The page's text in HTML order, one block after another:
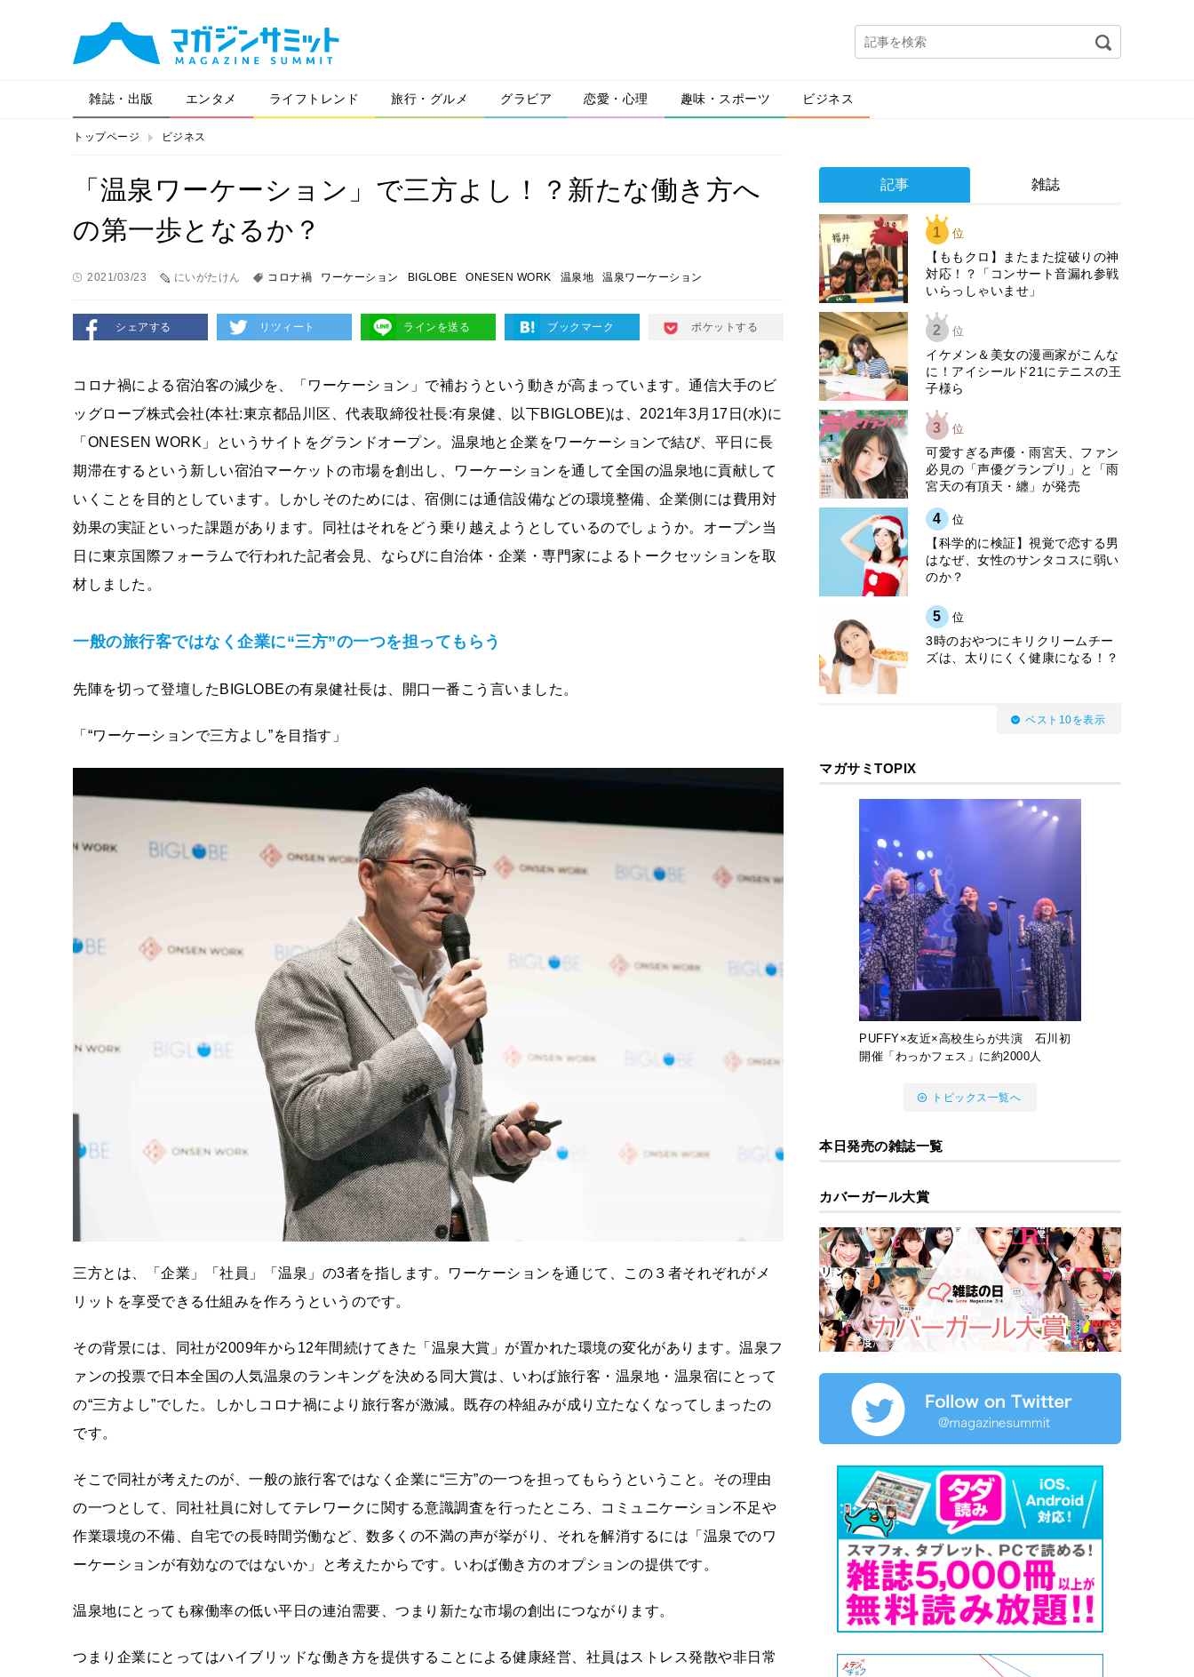
雑誌・出版 エンタメ ライフトレンド 旅行・グルメ グラビア 恋愛・心理 趣味・スポーツ ビジネス
トップページ ビジネス
「温泉ワーケーション」で三方よし！？新たな働き方へ
の第一歩となるか？
2021/03/23 にいがたけん コロナ禍 ワーケーション BIGLOBE ONESEN WORK 温泉地 温泉ワーケーション
シェアする リツィート ラインを送る ブックマーク ポケットする
コロナ禍による宿泊客の減少を、「ワーケーション」で補おうという動きが高まっています。通信大手のビ
ッグローブ株式会社(本社:東京都品川区、代表取締役社長:有泉健、以下BIGLOBE)は、2021年3月17日(水)に
「ONESEN WORK」というサイトをグランドオープン。温泉地と企業をワーケーションで結び、平日に長
期滞在するという新しい宿泊マーケットの市場を創出し、ワーケーションを通して全国の温泉地に貢献して
いくことを目的としています。しかしそのためには、宿側には通信設備などの環境整備、企業側には費用対
効果の実証といった課題があります。同社はそれをどう乗り越えようとしているのでしょうか。オープン当
日に東京国際フォーラムで行われた記者会見、ならびに自治体・企業・専門家によるトークセッションを取
材しました。
一般の旅行客ではなく企業に“三方”の一つを担ってもらう
先陣を切って登壇したBIGLOBEの有泉健社長は、開口一番こう言いました。
「“ワーケーションで三方よし”を目指す」
三方とは、「企業」「社員」「温泉」の3者を指します。ワーケーションを通じて、この３者それぞれがメ
リットを享受できる仕組みを作ろうというのです。
その背景には、同社が2009年から12年間続けてきた「温泉大賞」が置かれた環境の変化があります。温泉フ
ァンの投票で日本全国の人気温泉のランキングを決める同大賞は、いわば旅行客・温泉地・温泉宿にとって
の“三方よし”でした。しかしコロナ禍により旅行客が激減。既存の枠組みが成り立たなくなってしまったの
です。
そこで同社が考えたのが、一般の旅行客ではなく企業に“三方”の一つを担ってもらうということ。その理由
の一つとして、同社社員に対してテレワークに関する意識調査を行ったところ、コミュニケーション不足や
作業環境の不備、自宅での長時間労働など、数多くの不満の声が挙がり、それを解消するには「温泉でのワ
ーケーションが有効なのではないか」と考えたからです。いわば働き方のオプションの提供です。
温泉地にとっても稼働率の低い平日の連泊需要、つまり新たな市場の創出につながります。
つまり企業にとってはハイブリッドな働き方を提供することによる健康経営、社員はストレス発散や非日常
記事 雑誌
1 位
【ももクロ】またまた掟破りの神
対応！？「コンサート音漏れ参戦
いらっしゃいませ」
2 位
イケメン＆美女の漫画家がこんな
に！アイシールド21にテニスの王
子様ら
3 位
可愛すぎる声優・雨宮天、ファン
必見の「声優グランプリ」と「雨
宮天の有頂天・纏」が発売
4 位
【科学的に検証】視覚で恋する男
はなぜ、女性のサンタコスに弱い
のか？
5 位
3時のおやつにキリクリームチー
ズは、太りにくく健康になる！？
ベスト10を表示
マガサミTOPIX
PUFFY×友近×高校生らが共演 石川初
開催「わっかフェス」に約2000人
トピックス一覧へ
本日発売の雑誌一覧
カバーガール大賞